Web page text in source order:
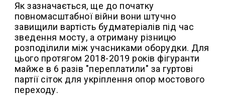
Як зазначається, ще до початку
повномасштабної війни вони штучно
завищили вартість будматеріалів під час
зведення мосту, а отриману різницю
розподілили між учасниками оборудки. Для
цього протягом 2018-2019 років фігуранти
майже в 6 разів "переплатили" за гуртові
партії сіток для укріплення опор мостового
переходу.